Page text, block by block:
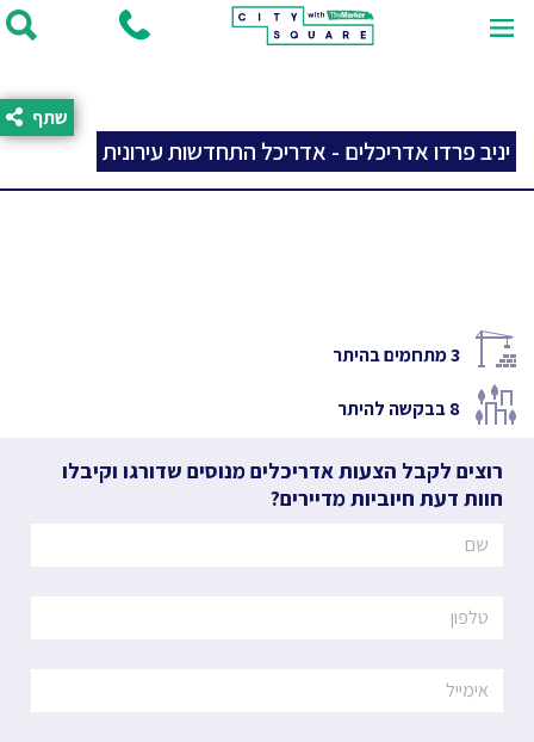
יניב פרדו אדריכלים - אדריכל התחדשות עירונית
שתף
3מתחמים בהיתר
8בבקשה להיתר
רוצים לקבל הצעות אדריכלים מנוסים שדורגו וקיבלו
חוות דעת חיוביות מדיירים?